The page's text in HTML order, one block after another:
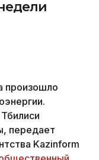
произошло
передает
Kazinform